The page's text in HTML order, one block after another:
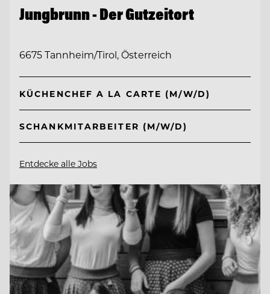
Jungbrunn - Der Gutzeitort
6675 Tannheim/Tirol, Österreich
KÜCHENCHEF A LA CARTE (M/W/D)
SCHANKMITARBEITER (M/W/D)
Entdecke alle Jobs